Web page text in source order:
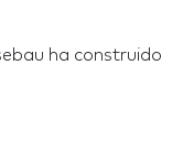
ha construido